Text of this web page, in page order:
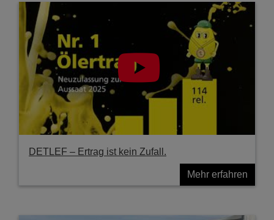
DETLEF – Ertrag ist kein Zufall.
Mehr erfahren